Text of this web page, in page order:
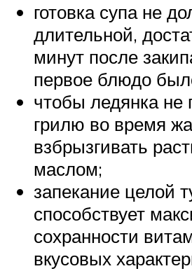
готовка супа не
длительной,
минут после
первое блюдо
чтобы ледянка не
грилю во время
взбрызгивать
маслом;
запекание целой
способствует
сохранности
вкусовых